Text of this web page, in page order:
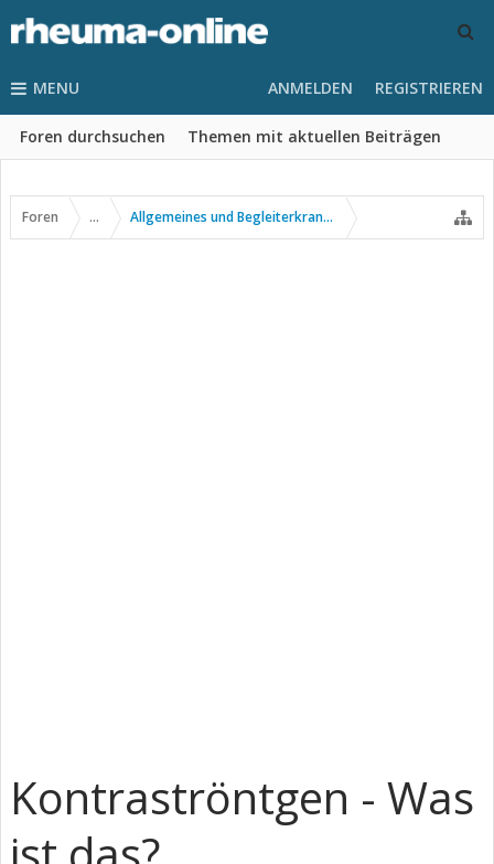
MENU
Foren durchsuchen Themen mit aktuellen Beiträgen
ANMELDEN REGISTRIEREN
Foren ... Allgemeines und Begleiterkrankungen
Kontraströntgen - Was